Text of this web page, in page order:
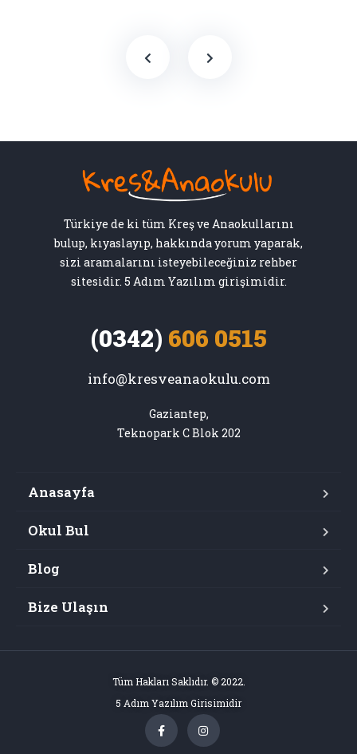
Türkiye de ki tüm Kreş ve Anaokullarını
bulup, kıyaslayıp, hakkında yorum yaparak,
sizi aramalarını isteyebileceğiniz rehber
sitesidir. 5 Adım Yazılım girişimidir.
(0342) 606 0515
info@kresveanaokulu.com
Gaziantep,
Teknopark C Blok 202
Anasayfa
Okul Bul
Blog
Bize Ulaşın
Tüm Hakları Saklıdır. © 2022.
5 Adım Yazılım Girisimidir